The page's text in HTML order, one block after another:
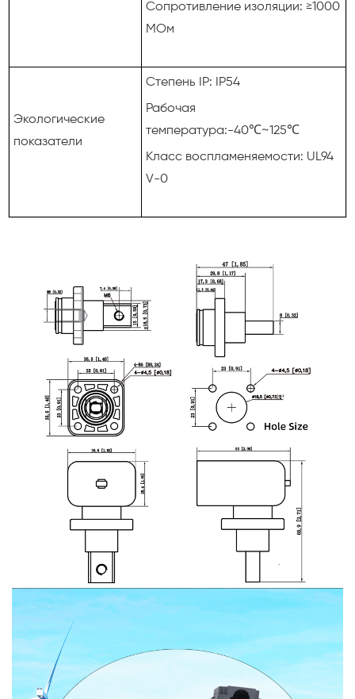
Сопротивление изоляции: ≥1000
МОм
Экологические
показатели
Степень IP: IP54
Рабочая
температура:-40℃~125℃
Класс воспламеняемости: UL94
V-0